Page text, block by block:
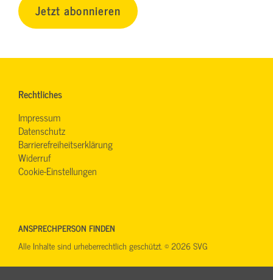
Jetzt abonnieren
Rechtliches
Impressum
Datenschutz
Barrierefreiheitserklärung
Widerruf
Cookie-Einstellungen
ANSPRECHPERSON FINDEN
Alle Inhalte sind urheberrechtlich geschützt. © 2026 SVG